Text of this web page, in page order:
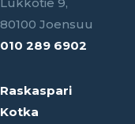
80100 Joensuu
010 289 6902
Raskaspari
Kotka